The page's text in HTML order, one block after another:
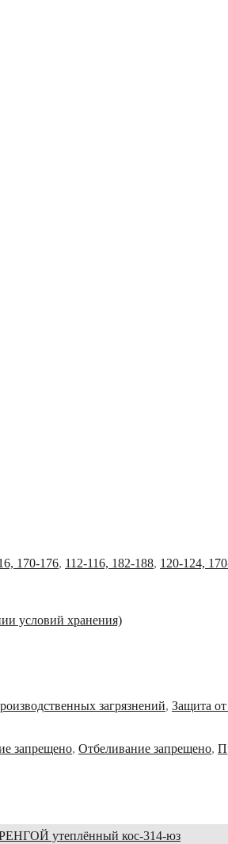
170-176, 112-116, 182-188, 120-124,
условий хранения)
загрязнений, Защита
запрещено, Отбеливание запрещено,